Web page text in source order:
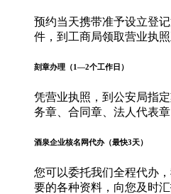
预约当天携带准予设立登
件，到工商局领取营业执照
刻章办理（1—2个工作日）
凭营业执照，到公安局指
务章、合同章、法人代表章
酒泉企业核名网代办（最快3天）
您可以委托我们全程代办
要的各种资料，向您及时